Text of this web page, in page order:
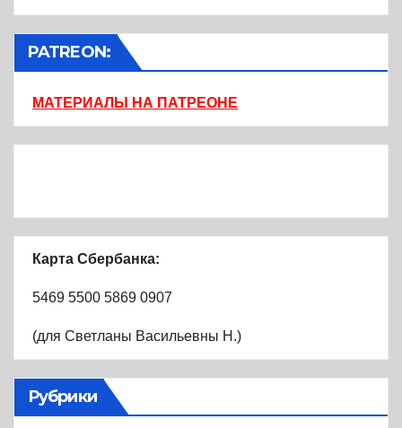
PATREON:
МАТЕРИАЛЫ НА ПАТРЕОНЕ
Карта Сбербанка:
5469 5500 5869 0907
(для Светланы Васильевны Н.)
Рубрики